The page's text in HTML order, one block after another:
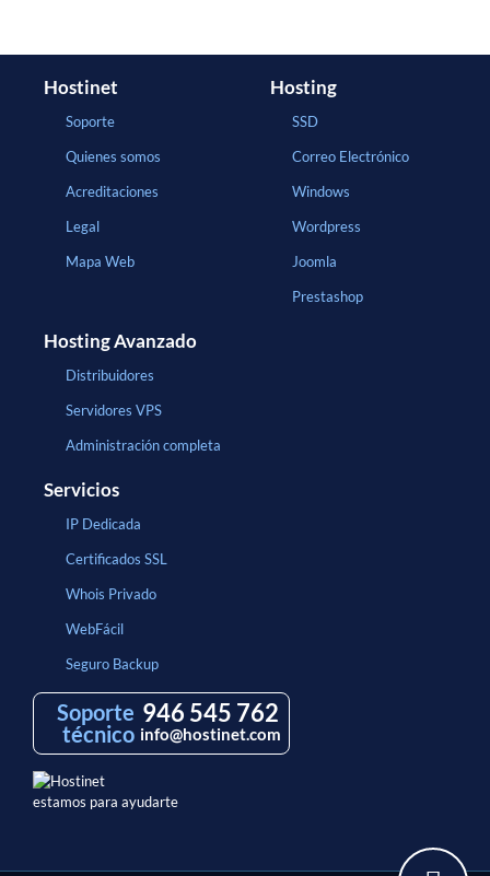
Hostinet
Soporte
Quienes somos
Acreditaciones
Legal
Mapa Web
Hosting
SSD
Correo Electrónico
Windows
Wordpress
Joomla
Prestashop
Hosting Avanzado
Distribuidores
Servidores VPS
Administración completa
Servicios
IP Dedicada
Certificados SSL
Whois Privado
WebFácil
Seguro Backup
Soporte
técnico
946 545 762
info@hostinet.com
estamos para ayudarte